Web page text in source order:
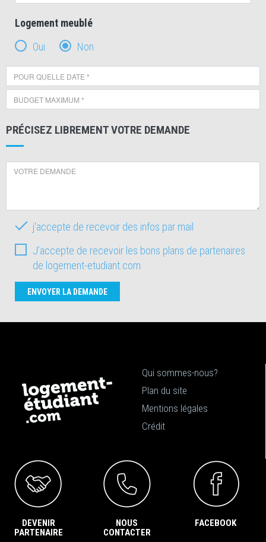
Logement meublé
Oui
Non
PRÉCISEZ LIBREMENT VOTRE DEMANDE
j'accepte de recevoir des infos par mail
J’accepte de recevoir les bons plans de partenaires
de logement-etudiant.com
ENVOYER LA DEMANDE
Qui sommes-nous?
Plan du site
Mentions légales
Crédit
DEVENIR
PARTENAIRE
NOUS
CONTACTER
FACEBOOK